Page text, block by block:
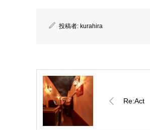
投稿者: kurahira
Re:Act